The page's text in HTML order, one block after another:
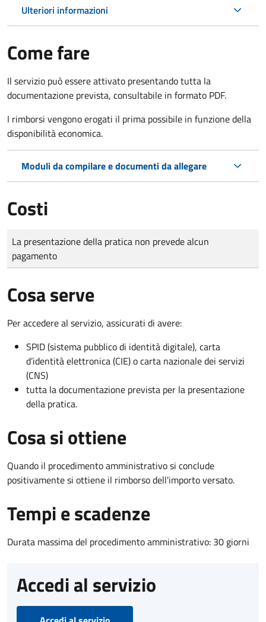
Ulteriori informazioni
Come fare
Il servizio può essere attivato presentando tutta la
documentazione prevista, consultabile in formato PDF.
I rimborsi vengono erogati il prima possibile in funzione della
disponibilità economica.
Moduli da compilare e documenti da allegare
Costi
Tipo di pagamento
Importo
La presentazione della pratica non prevede alcun
pagamento
Cosa serve
Per accedere al servizio, assicurati di avere:
SPID (sistema pubblico di identità digitale), carta
d’identità elettronica (CIE) o carta nazionale dei servizi
(CNS)
tutta la documentazione prevista per la presentazione
della pratica.
Cosa si ottiene
Quando il procedimento amministrativo si conclude
positivamente si ottiene il rimborso dell'importo versato.
Tempi e scadenze
Durata massima del procedimento amministrativo: 30 giorni
Accedi al servizio